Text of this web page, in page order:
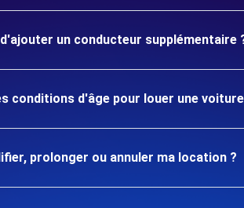
un conducteur supplémentaire
conditions d'âge pour louer une voiture
prolonger ou annuler ma location ?